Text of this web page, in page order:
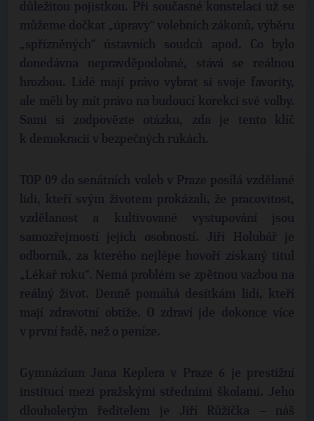
důležitou pojistkou. Při současné konstelaci už se
můžeme dočkat „úpravy“ volebních zákonů, výběru
„spřízněných“ ústavních soudců apod. Co bylo
donedávna nepravděpodobné, stává se reálnou
hrozbou. Lidé mají právo vybrat si svoje favority,
ale měli by mít právo na budoucí korekci své volby.
Sami si zodpovězte otázku, zda je tento klíč
k demokracii v bezpečných rukách.
TOP 09 do senátních voleb v Praze posílá vzdělané
lidi, kteří svým životem prokázali, že pracovitost,
vzdělanost a kultivované vystupování jsou
samozřejmostí jejich osobností. Jiří Holubář je
odborník, za kterého nejlépe hovoří získaný titul
„Lékař roku“. Nemá problém se zpětnou vazbou na
reálný život. Denně pomáhá desítkám lidí, kteří
mají zdravotní obtíže. O zdraví jde dokonce více
v první řadě, než o peníze.
Gymnázium Jana Keplera v Praze 6 je prestižní
institucí mezi pražskými středními školami. Jeho
dlouholetým ředitelem je Jiří Růžička – náš